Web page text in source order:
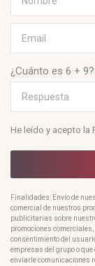
¿Cuánto es 6 + 9?
He leído y acepto la
Finalidades: Envío de
comercial de nuestros
publicitarias sobre
promociones
consentimiento del
empresas del grupo o
enviarle comunicaciones